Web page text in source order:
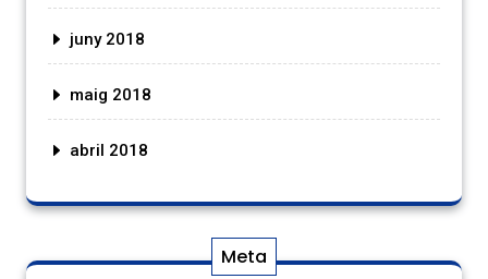
juny 2018
maig 2018
abril 2018
Meta